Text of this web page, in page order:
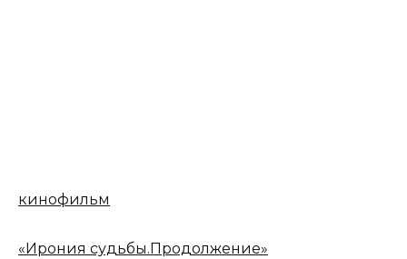
кинофильм
«Ирония судьбы.Продолжение»